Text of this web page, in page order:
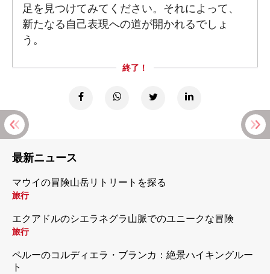
足を見つけてみてください。それによって、
新たなる自己表現への道が開かれるでしょ
う。
終了！
最新ニュース
マウイの冒険山岳リトリートを探る
旅行
エクアドルのシエラネグラ山脈でのユニークな冒険
旅行
ペルーのコルディエラ・ブランカ：絶景ハイキングルー
ト